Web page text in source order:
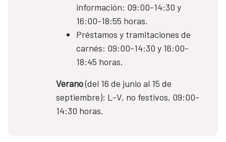
información: 09:00-14:30 y
16:00-18:55 horas.
Préstamos y tramitaciones de
carnés: 09:00-14:30 y 16:00-
18:45 horas.
Verano(del 16 de junio al 15 de
septiembre): L-V, no festivos, 09:00-
14:30 horas.